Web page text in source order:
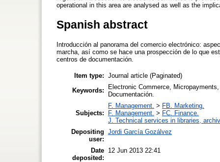
operational in this area are analysed as well as the
Spanish abstract
Introducción al panorama del comercio electrónico:
marcha, así como se hace una prospección de lo que
centros de documentación.
Item type: Journal article (Paginated)
Keywords:
Electronic Commerce,
Documentación.
Subjects:
F. Management. > FB. Marketing.
F. Management. > FC. Finance.
J. Technical services in libraries,
Depositing
user:
Jordi García Gozálvez
Date
deposited:
12 Jun 2013 22:41